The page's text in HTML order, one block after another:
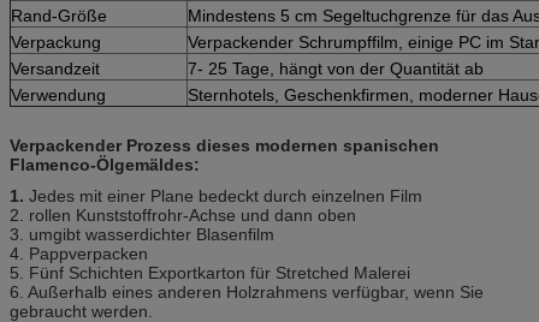
Rand-Größe
Mindestens 5 cm Segeltuchgrenze für das
Verpackung
Verpackender Schrumpffilm, einige PC im
Versandzeit
7- 25 Tage, hängt von der Quantität ab
Verwendung
Sternhotels, Geschenkfirmen, moderner
Verpackender Prozess dieses modernen spanischen
Flamenco-Ölgemäldes:
1. Jedes mit einer Plane bedeckt durch einzelnen Film
2. rollen Kunststoffrohr-Achse und dann oben
3. umgibt wasserdichter Blasenfilm
4. Pappverpacken
5. Fünf Schichten Exportkarton für Stretched Malerei
6. Außerhalb eines anderen Holzrahmens verfügbar, wenn Sie
gebraucht werden.